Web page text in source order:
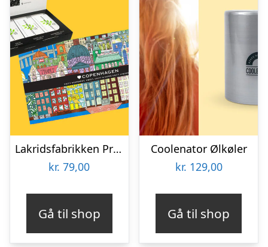
Lakridsfabrikken Premiumlakrids – Copenhagen
kr. 79,00
Gå til shop
Coolenator Ølkøler
kr. 129,00
Gå til shop